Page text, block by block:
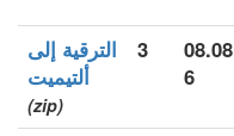
6
3
الترقية إلى
ألتيميت
(zip)